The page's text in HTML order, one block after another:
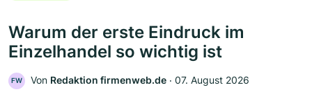
Warum der erste Eindruck im
Einzelhandel so wichtig ist
FW Von Redaktion firmenweb.de ‧ 07. August 2026